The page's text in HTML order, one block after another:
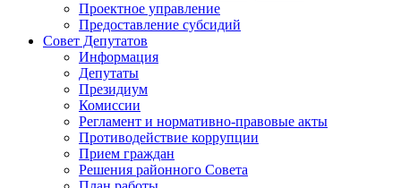
Проектное управление
Предоставление субсидий
Совет Депутатов
Информация
Депутаты
Президиум
Комиссии
Регламент и нормативно-правовые акты
Противодействие коррупции
Прием граждан
Решения районного Совета